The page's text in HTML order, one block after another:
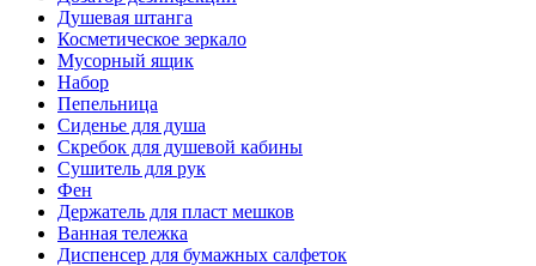
Душевая штанга
Косметическое зеркало
Мусорный ящик
Набор
Пепельница
Сиденье для душа
Скребок для душевой кабины
Сушитель для рук
Фен
Держатель для пласт мешков
Ванная тележка
Диспенсер для бумажных салфеток